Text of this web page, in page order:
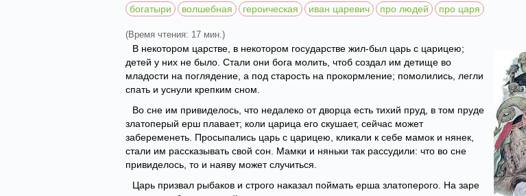
богатыри волшебная героическая иван царевич про людей про царя
(Время чтения: 17 мин.)
В некотором царстве, в некотором государстве жил-был царь с царицею;
детей у них не было. Стали они бога молить, чтоб создал им детище во
младости на поглядение, а под старость на прокормление; помолились, легли
спать и уснули крепким сном.
Во сне им привиделось, что недалеко от дворца есть тихий пруд, в том пруде
златоперый ерш плавает; коли царица его скушает, сейчас может
забеременеть. Просыпались царь с царицею, кликали к себе мамок и нянек,
стали им рассказывать свой сон. Мамки и няньки так рассудили: что во сне
привиделось, то и наяву может случиться.
Царь призвал рыбаков и строго наказал поймать ерша златоперого. На заре